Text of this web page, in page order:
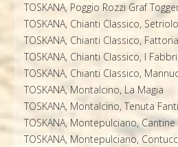
TOSKANA, Poggio Rozzi Graf
TOSKANA, Chianti Classico, Setriolo
TOSKANA, Chianti Classico,
TOSKANA, Chianti Classico, I Fabbri
TOSKANA, Chianti Classico,
TOSKANA, Montalcino, La Magia
TOSKANA, Montalcino, Tenuta Fanti
TOSKANA, Montepulciano,
TOSKANA, Montepulciano,